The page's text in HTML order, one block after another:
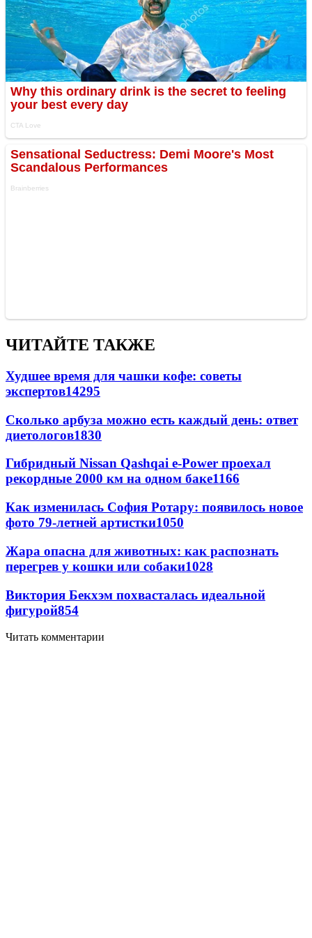
ЧИТАЙТЕ ТАКЖЕ
Худшее время для чашки кофе: советы
экспертов14295
Сколько арбуза можно есть каждый день: ответ
диетологов1830
Гибридный Nissan Qashqai e-Power проехал
рекордные 2000 км на одном баке1166
Как изменилась София Ротару: появилось новое
фото 79-летней артистки1050
Жара опасна для животных: как распознать
перегрев у кошки или собаки1028
Виктория Бекхэм похвасталась идеальной
фигурой854
Читать комментарии